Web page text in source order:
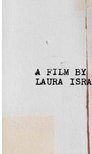
Wyrażam zgodę
w celu
Administratorem
Kultury ZAMEK z
się z informacjami
osobowych, które